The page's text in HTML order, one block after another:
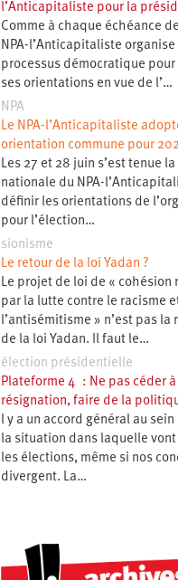
l’Anticapitaliste pour la
Comme à chaque échéance
NPA-l’Anticapitaliste organise
processus démocratique
ses orientations en vue de l’…
NPA
Le NPA-l’Anticapitaliste
orientation commune pour
Les 27 et 28 juin s’est tenue
nationale du NPA-
définir les orientations de
pour l’élection…
sionisme
Le retour de la loi Yadan ?
Le projet de loi de « cohésion
par la lutte contre le racisme
l’antisémitisme » n’est pas la
de la loi Yadan. Il faut le…
élection présidentielle
Plateforme 4 : Ne pas céder à
résignation, faire de la
l y a un accord général au
la situation dans laquelle
les élections, même si nos
divergent. La…